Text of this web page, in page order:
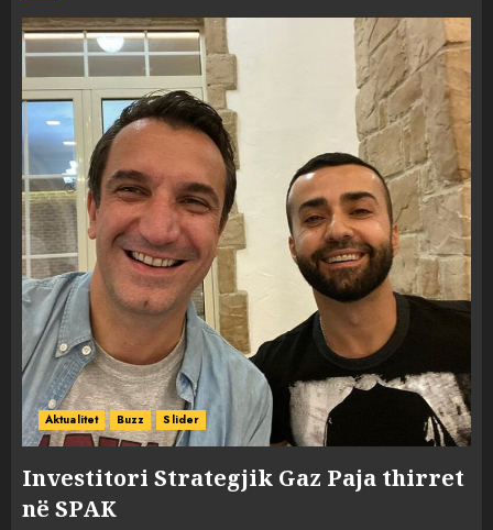
Aktualitet Buzz Slider
Investitori Strategjik Gaz Paja thirret
në SPAK